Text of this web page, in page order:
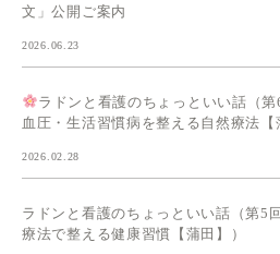
文」公開ご案内
2026.06.23
ラドンと看護のちょっといい話（
血圧・生活習慣病を整える自然療法【
2026.02.28
ラドンと看護のちょっといい話（第5
療法で整える健康習慣【蒲田】）